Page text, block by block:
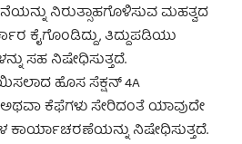
ನಿರುತ್ಸಾಹಗೊಳಿಸುವ ಮಹತ್ವದ
ಕೈಗೊಂಡಿದ್ದು, ತಿದ್ದುಪಡಿಯು
ಸಹ ನಿಷೇಧಿಸುತ್ತದೆ.
ಹೊಸ ಸೆಕ್ಷನ್ 4A
ಕೆಫೆಗಳು ಸೇರಿದಂತೆ ಯಾವುದೇ
ಕಾರ್ಯಾಚರಣೆಯನ್ನು ನಿಷೇಧಿಸುತ್ತದೆ.